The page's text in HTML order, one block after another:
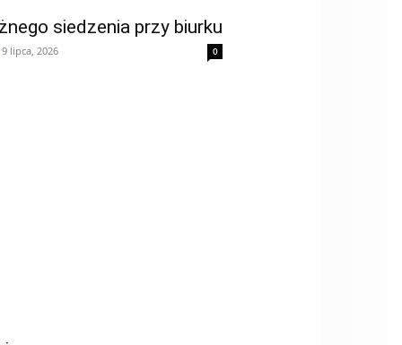
siedzenia przy biurku
9 lipca, 2026 0